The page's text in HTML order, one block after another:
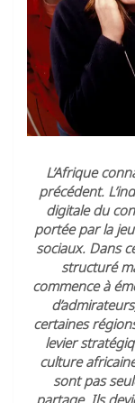
L’Afrique
précédent.
digitale du
portée par la
sociaux. Dans
structuré
commence à
certaines
levier
culture
sont pas